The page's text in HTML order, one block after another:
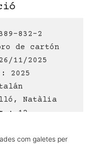
832-2
de cartón
11/2025
2025
Natàlia
:
12
com galetes per